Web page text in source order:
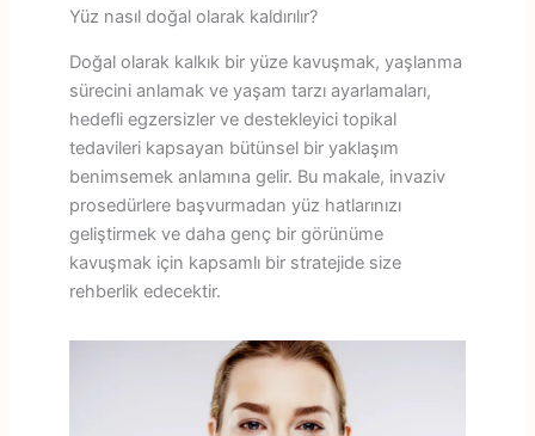
Yüz nasıl doğal olarak kaldırılır?
Doğal olarak kalkık bir yüze kavuşmak, yaşlanma
sürecini anlamak ve yaşam tarzı ayarlamaları,
hedefli egzersizler ve destekleyici topikal
tedavileri kapsayan bütünsel bir yaklaşım
benimsemek anlamına gelir. Bu makale, invaziv
prosedürlere başvurmadan yüz hatlarınızı
geliştirmek ve daha genç bir görünüme
kavuşmak için kapsamlı bir stratejide size
rehberlik edecektir.